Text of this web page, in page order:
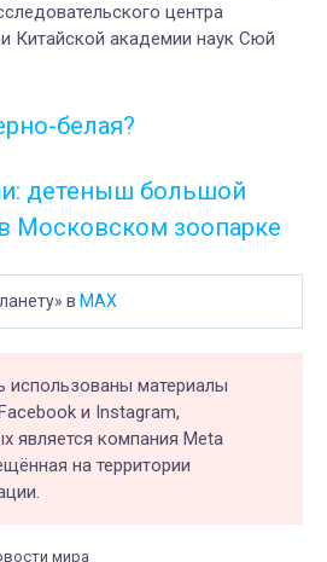
центра
Китайской академии наук Сюй
белая?
детеныш большой
Московском зоопарке
в MAX
использованы материалы
и Instagram,
является компания Meta
на территории
мира